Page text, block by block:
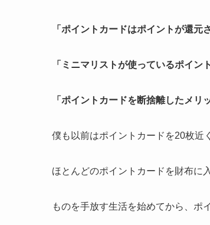
「ポイントカードはポイントが還元
「ミニマリストが使っているポイン
「ポイントカードを断捨離したメリ
僕も以前はポイントカードを20枚近
ほとんどのポイントカードを財布に
ものを手放す生活を始めてから、ポ